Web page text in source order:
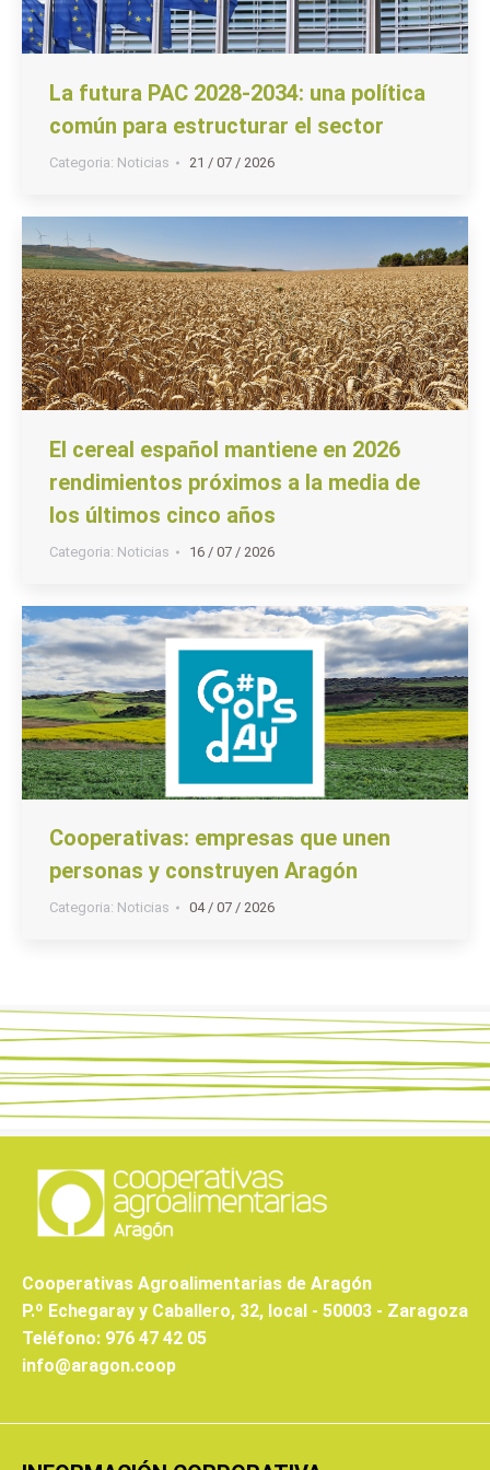
La futura PAC 2028-2034: una política
común para estructurar el sector
Categoria: Noticias 21 / 07 / 2026
El cereal español mantiene en 2026
rendimientos próximos a la media de
los últimos cinco años
Categoria: Noticias 16 / 07 / 2026
Cooperativas: empresas que unen
personas y construyen Aragón
Categoria: Noticias 04 / 07 / 2026
Cooperativas Agroalimentarias de Aragón
P.º Echegaray y Caballero, 32, local - 50003 - Zaragoza
Teléfono: 976 47 42 05
info@aragon.coop